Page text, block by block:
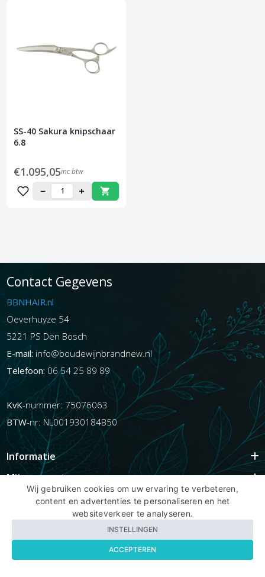
SS-40 Sakura knipschaar
6.8
€1.095,05inc btw
− +
Contact Gegevens
BBNHAIR.nl
Oeverhuyze 54
5221 PS Den Bosch
E-mail: info@boudewijnbrandnew.nl
Telefoon: 06 54 25 89 89
KvK-nummer: 75076063
BTW-nr: NL001930184B50
Informatie
Mijn account
Populaire Tags
Wij gebruiken cookies om uw ervaring te verbeteren,
content en advertenties te personaliseren en het
websiteverkeer te analyseren.
INSTELLINGEN
ACCEPTEREN